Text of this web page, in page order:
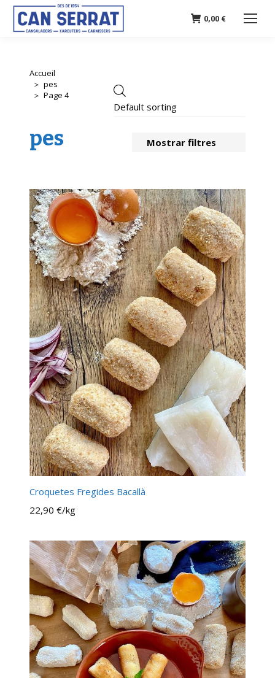
0,00 €
Vous êtes
ici :
Accueil
pes
Page 4
pes Mostrar filtres
Croquetes Fregides Bacallà
22,90 €/kg